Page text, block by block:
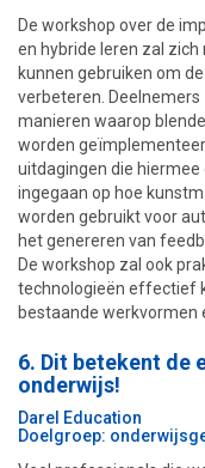
De workshop over de
en hybride leren zal
kunnen gebruiken om
verbeteren.
manieren waarop
worden
uitdagingen die hiermee
ingegaan op hoe
worden gebruikt voor
het genereren van
De workshop zal ook
technologieën effectief
bestaande werkvormen
6. Dit betekent de
onderwijs!
Darel Education
Doelgroep: